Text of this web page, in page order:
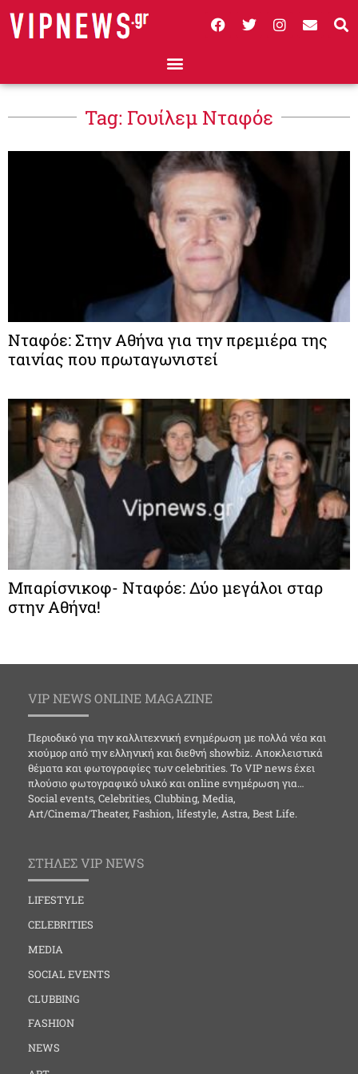
Tag: Γουίλεμ Νταφόε
Νταφόε: Στην Αθήνα για την πρεμιέρα της
ταινίας που πρωταγωνιστεί
Μπαρίσνικοφ- Νταφόε: Δύο μεγάλοι σταρ
στην Αθήνα!
VIP NEWS ONLINE MAGAZINE
Περιοδικό για την καλλιτεχνική ενημέρωση με πολλά νέα και
χιούμορ από την ελληνική και διεθνή showbiz. Αποκλειστικά
θέματα και φωτογραφίες των celebrities. Το VIP news έχει
πλούσιο φωτογραφικό υλικό και online ενημέρωση για…
Social events, Celebrities, Clubbing, Media,
Art/Cinema/Theater, Fashion, lifestyle, Astra, Best Life.
ΣΤΗΛΕΣ VIP NEWS
LIFESTYLE
CELEBRITIES
MEDIA
SOCIAL EVENTS
CLUBBING
FASHION
NEWS